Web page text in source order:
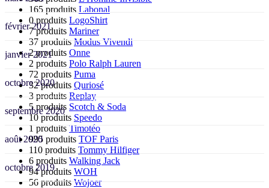
165 produits Labonal
0 produits LogoShirt
7 produits Mariner
37 produits Modus Vivendi
2 produits Onne
2 produits Polo Ralph Lauren
72 produits Puma
32 produits Quriosé
3 produits Replay
5 produits Scotch & Soda
10 produits Speedo
1 produits Timotéo
995 produits TOF Paris
110 produits Tommy Hilfiger
6 produits Walking Jack
94 produits WOH
56 produits Wojoer
février 2021
janvier 2021
octobre 2020
septembre 2020
août 2020
octobre 2019